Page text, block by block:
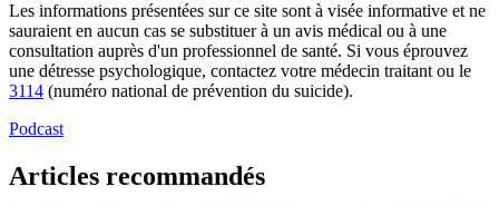
Les informations présentées sur ce site sont à visée informative et ne
sauraient en aucun cas se substituer à un avis médical ou à une
consultation auprès d'un professionnel de santé. Si vous éprouvez
une détresse psychologique, contactez votre médecin traitant ou le
3114 (numéro national de prévention du suicide).
Podcast
Articles recommandés